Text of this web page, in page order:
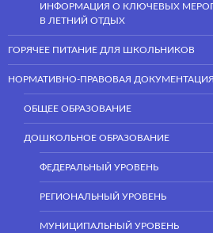
ИНФОРМАЦИЯ О КЛЮЧЕВЫХ
В ЛЕТНИЙ ОТДЫХ
ГОРЯЧЕЕ ПИТАНИЕ ДЛЯ ШКОЛЬНИКОВ
НОРМАТИВНО-ПРАВОВАЯ ДОКУМЕНТАЦИЯ
ОБЩЕЕ ОБРАЗОВАНИЕ
ДОШКОЛЬНОЕ ОБРАЗОВАНИЕ
ФЕДЕРАЛЬНЫЙ УРОВЕНЬ
РЕГИОНАЛЬНЫЙ УРОВЕНЬ
МУНИЦИПАЛЬНЫЙ УРОВЕНЬ